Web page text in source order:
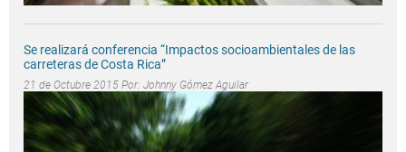
Se realizará conferencia “Impactos socioambientales de las
carreteras de Costa Rica”
21 de Octubre 2015 Por: Johnny Gómez Aguilar